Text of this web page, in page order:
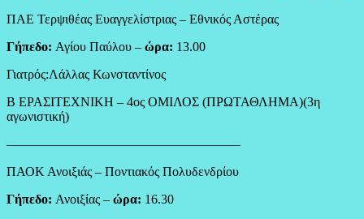
ΠΑΕ Τερψιθέας Ευαγγελίστριας – Εθνικός Αστέρας
Γήπεδο: Αγίου Παύλου – ώρα: 13.00
Γιατρός:Λάλλας Κωνσταντίνος
Β ΕΡΑΣΙΤΕΧΝΙΚΗ – 4ος ΟΜΙΛΟΣ (ΠΡΩΤΑΘΛΗΜΑ)(3η
αγωνιστική)
——————————————————
ΠΑΟΚ Ανοιξιάς – Ποντιακός Πολυδενδρίου
Γήπεδο: Ανοιξίας – ώρα: 16.30